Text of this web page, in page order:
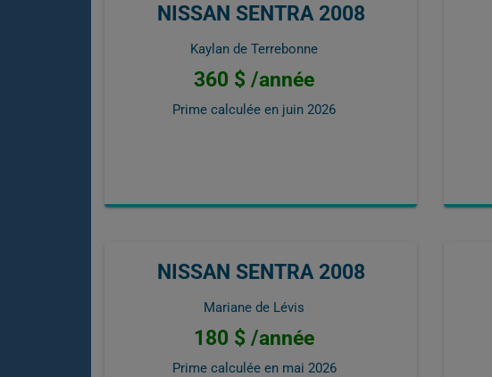
NISSAN SENTRA 2008
Kaylan de Terrebonne
360 $ /année
Prime calculée en juin 2026
NISSAN SENTRA 2008
Mariane de Lévis
180 $ /année
Prime calculée en mai 2026